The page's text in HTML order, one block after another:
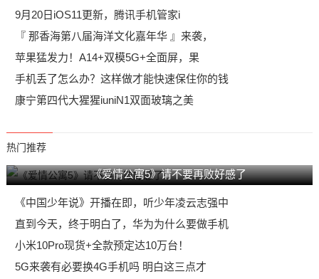
9月20日iOS11更新，腾讯手机管家i
『 那香海第八届海洋文化嘉年华 』来袭，
苹果猛发力！A14+双模5G+全面屏，果
手机丢了怎么办？这样做才能快速保住你的钱
康宁第四代大猩猩iuniN1双面玻璃之美
热门推荐
《爱情公寓5》请不要再败好感了
《中国少年说》开播在即，听少年凌云志强中
直到今天，终于明白了，华为为什么要做手机
小米10Pro现货+全款预定达10万台！
5G来袭有必要换4G手机吗 明白这三点才